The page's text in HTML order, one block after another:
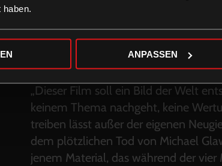
ANPASSEN
„Dieser Film soll ein Bild der Welt
keinem Thema nachgeht, keine
treiben lässt außer der eigenen
dem plötzlichen Tod von Michael
jenem Material, das während der vier